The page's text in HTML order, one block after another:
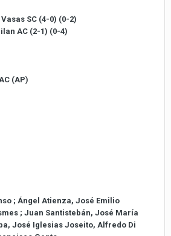
SC (4-0) (0-2)
AC (2-1) (0-4)
(AP)
; Ángel Atienza, José Emilio
; Juan Santistebán, José María
José Iglesias Joseito, Alfredo Di